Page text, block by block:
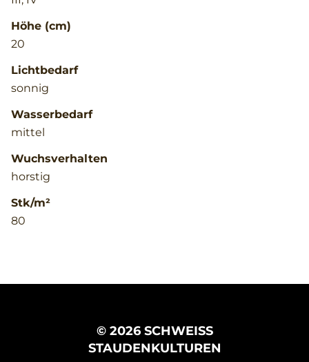
Höhe (cm)
20
Lichtbedarf
sonnig
Wasserbedarf
mittel
Wuchsverhalten
horstig
Stk/m²
80
© 2026 SCHWEISS
STAUDENKULTUREN